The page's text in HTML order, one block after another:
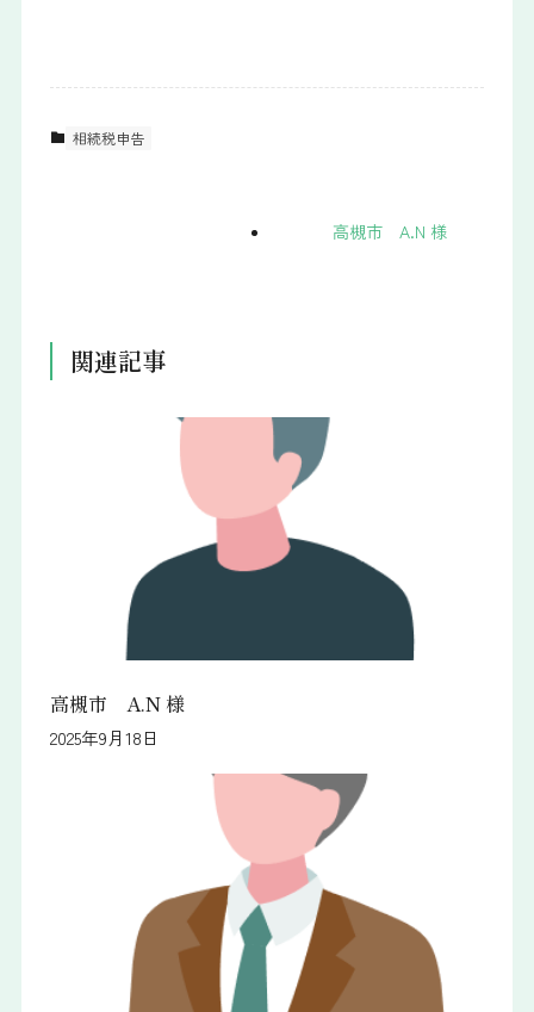
相続税申告
高槻市 A.N 様
関連記事
高槻市 A.N 様
2025年9月18日